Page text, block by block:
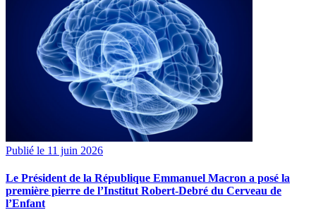
Publié le 11 juin 2026
Le Président de la République Emmanuel Macron a posé la
première pierre de l’Institut Robert-Debré du Cerveau de
l’Enfant